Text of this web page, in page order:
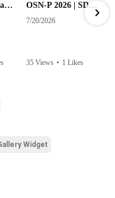
MPLS Recap Day 1 - SDI Al Azhar 11 Surabaya OSN-P 2026 | SD - 20533043 - SD ISLAM AL AZHAR 11 SURABAYA | IPA
7/20/2026
35 Views • 1 Likes
Widget